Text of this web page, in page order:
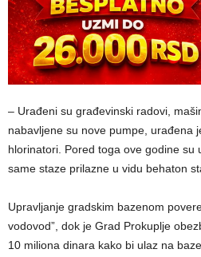
– Urađeni su građevinski radovi,
nabavljene su nove pumpe, urađena
hlorinatori. Pored toga ove godine su
same staze prilazne u vidu behaton
Upravljanje gradskim bazenom
vodovod”, dok je Grad Prokuplje
10 miliona dinara kako bi ulaz na